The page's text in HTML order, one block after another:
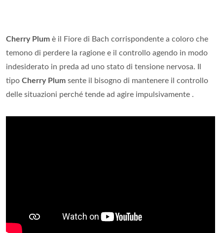
Cherry Plum è il Fiore di Bach corrispondente a coloro che
temono di perdere la ragione e il controllo agendo in modo
indesiderato in preda ad uno stato di tensione nervosa. Il
tipo Cherry Plum sente il bisogno di mantenere il controllo
delle situazioni perché tende ad agire impulsivamente .